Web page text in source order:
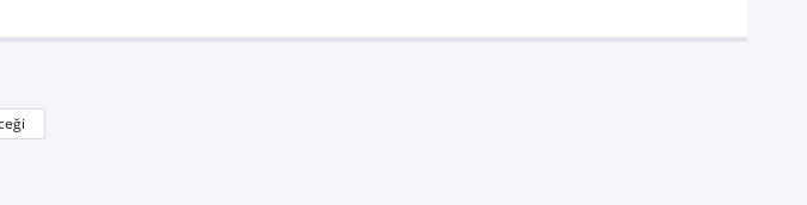
siz yapın!